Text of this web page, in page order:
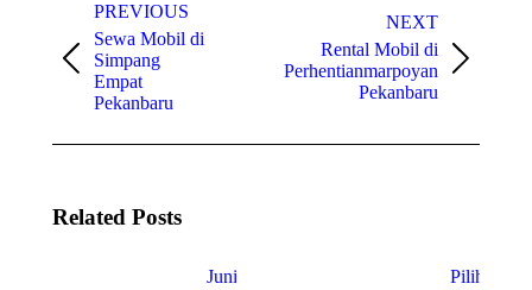
navigation
PREVIOUS
Previous
post:
Sewa Mobil di
Simpang
Empat
Pekanbaru
NEXT
Next
Rental Mobil di
Perhentianmarpoyan
Pekanbaru
Related Posts
Junior
Pilihan